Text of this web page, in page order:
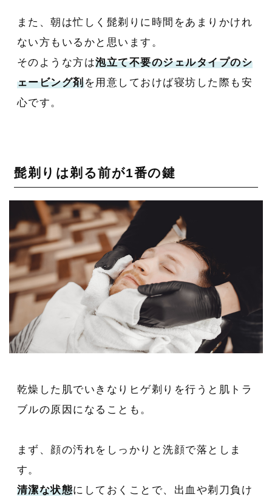
また、朝は忙しく髭剃りに時間をあまりかけれ
ない方もいるかと思います。
そのような方は泡立て不要のジェルタイプのシ
ェービング剤を用意しておけば寝坊した際も安
心です。
髭剃りは剃る前が1番の鍵
乾燥した肌でいきなりヒゲ剃りを行うと肌トラ
ブルの原因になることも。
まず、顔の汚れをしっかりと洗顔で落としま
す。
清潔な状態にしておくことで、出血や剃刀負け